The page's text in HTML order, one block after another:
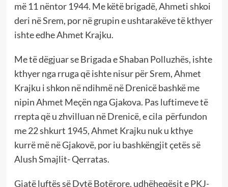
më 11 nëntor 1944. Me këtë brigadë, Ahmeti shkoi
deri në Srem, por në grupin e ushtarakëve të kthyer
ishte edhe Ahmet Krajku.
Me të dëgjuar se Brigada e Shaban Polluzhës, ishte
kthyer nga rruga që ishte nisur për Srem, Ahmet
Krajku i shkon në ndihmë në Drenicë bashkë me
nipin Ahmet Meçën nga Gjakova. Pas luftimeve të
rrepta që u zhvilluan në Drenicë, e cila përfundon
me 22 shkurt 1945, Ahmet Krajku nuk u kthye
kurrë më në Gjakovë, por iu bashkëngjit çetës së
Alush Smajlit- Qerratas.
Gjatë luftës së Dytë Botërore, udhëheqësit e PKJ-